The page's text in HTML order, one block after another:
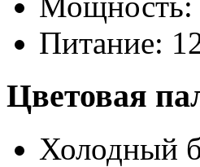
Питание:
Цветовая
Холодный